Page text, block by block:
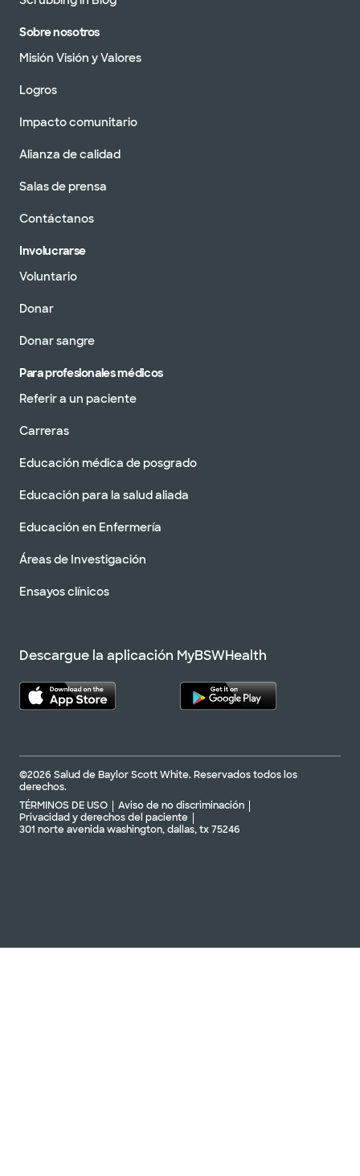
Sobre nosotros
Misión Visión y Valores
Logros
Impacto comunitario
Alianza de calidad
Salas de prensa
Contáctanos
Involucrarse
Voluntario
Donar
Donar sangre
Para profesionales médicos
Referir a un paciente
Carreras
Educación médica de posgrado
Educación para la salud aliada
Educación en Enfermería
Áreas de Investigación
Ensayos clínicos
Descargue la aplicación MyBSWHealth
©2026 Salud de Baylor Scott White. Reservados todos los
derechos.
TÉRMINOS DE USO
Aviso de no discriminación
Privacidad y derechos del paciente
301 norte avenida washington, dallas, tx 75246